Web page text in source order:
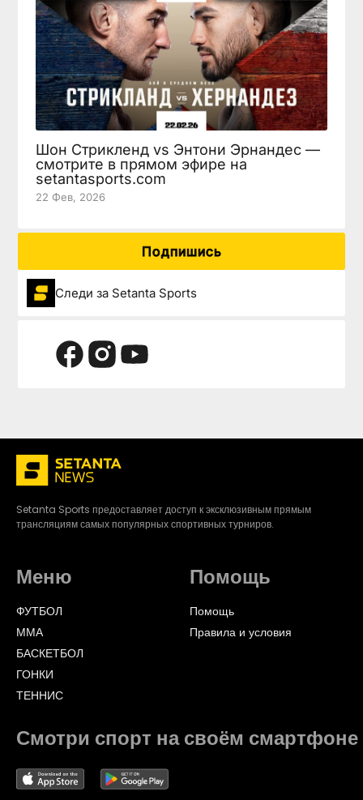
Шон Стрикленд vs Энтони Эрнандес —
смотрите в прямом эфире на
setantasports.com
22 Фев, 2026
Подпишись
Следи за Setanta Sports
Setanta Sports предоставляет доступ к эксклюзивным прямым
трансляциям самых популярных спортивных турниров.
Меню
ФУТБОЛ
ММА
БАСКЕТБОЛ
ГОНКИ
ТЕННИС
Помощь
Помощь
Правила и условия
Смотри спорт на своём смартфоне